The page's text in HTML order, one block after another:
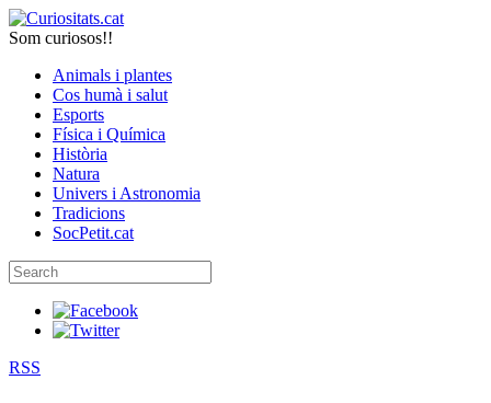
Som curiosos!!
Animals i plantes
Cos humà i salut
Esports
Física i Química
Història
Natura
Univers i Astronomia
Tradicions
SocPetit.cat
RSS